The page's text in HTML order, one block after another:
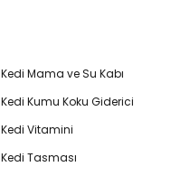
Kedi Mama ve Su Kabı
Kedi Kumu Koku Giderici
Kedi Vitamini
Kedi Tasması